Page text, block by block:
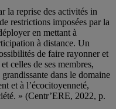
la reprise des activités in
restrictions imposées par la
en mettant à
à distance. Un
de faire rayonner et
celles de ses membres,
dans le domaine
et à l’écocitoyenneté,
» (Centr’ERE, 2022, p.